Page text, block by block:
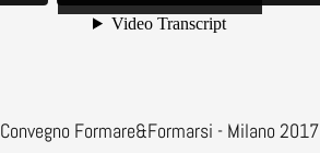
Convegno Formare&Formarsi - Milano 2017